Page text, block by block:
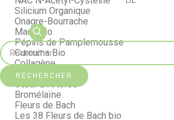
RECHERCHER
Silicium Organique
Onagre-Bourrache
Maca Bio
Pépins de Pamplemousse
Curcuma Bio
Collagène
Immuno Support
Cœur & Artères
Bromélaïne
Fleurs de Bach
Les 38 Fleurs de Bach bio